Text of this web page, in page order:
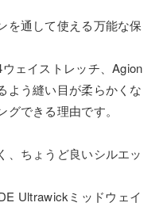
を通して使える万能な保
ェイストレッチ、Agion
よう縫い目が柔らかくな
できる理由です。
、ちょうど良いシルエッ
Ultrawickミッドウェイ